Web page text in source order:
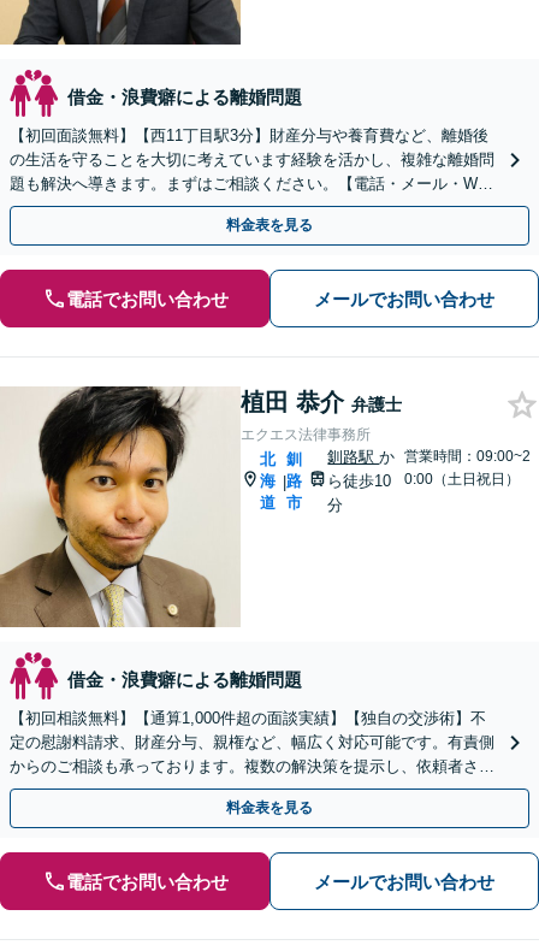
借金・浪費癖による離婚問題
【初回面談無料】【西11丁目駅3分】財産分与や養育費など、離婚後
の生活を守ることを大切に考えています経験を活かし、複雑な離婚問
題も解決へ導きます。まずはご相談ください。【電話・メール・WEB
相談可】
料金表を見る
電話でお問い合わせ メールでお問い合わせ
植田 恭介 弁護士
エクエス法律事務所
北
海
道
|
釧
路
市
釧路駅か
ら徒歩10
分
営業時間：09:00~2
0:00（土日祝日）
借金・浪費癖による離婚問題
【初回相談無料】【通算1,000件超の面談実績】【独自の交渉術】不
定の慰謝料請求、財産分与、親権など、幅広く対応可能です。有責側
からのご相談も承っております。複数の解決策を提示し、依頼者さま
が納得されるゴールを目指して尽力いたします。
料金表を見る
電話でお問い合わせ メールでお問い合わせ